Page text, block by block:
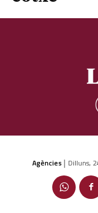
Agències | Dilluns,